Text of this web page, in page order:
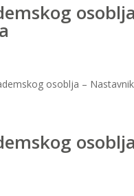
osoblja –